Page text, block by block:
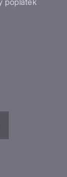
poplatek